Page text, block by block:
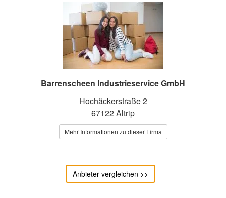
Barrenscheen Industrieservice GmbH
Hochäckerstraße 2
67122 Altrip
Mehr Informationen zu dieser Firma
Anbieter vergleichen >>